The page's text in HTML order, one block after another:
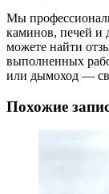
Мы
каминов, печей и
можете найти
выполненных
или дымоход —
Похожие